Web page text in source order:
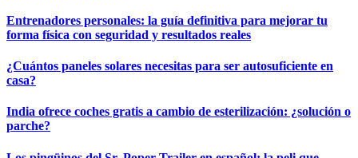
Entrenadores personales: la guía definitiva para mejorar tu
forma física con seguridad y resultados reales
¿Cuántos paneles solares necesitas para ser autosuficiente en
casa?
India ofrece coches gratis a cambio de esterilización: ¿solución o
parche?